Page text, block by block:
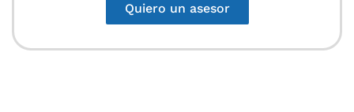
Quiero un asesor